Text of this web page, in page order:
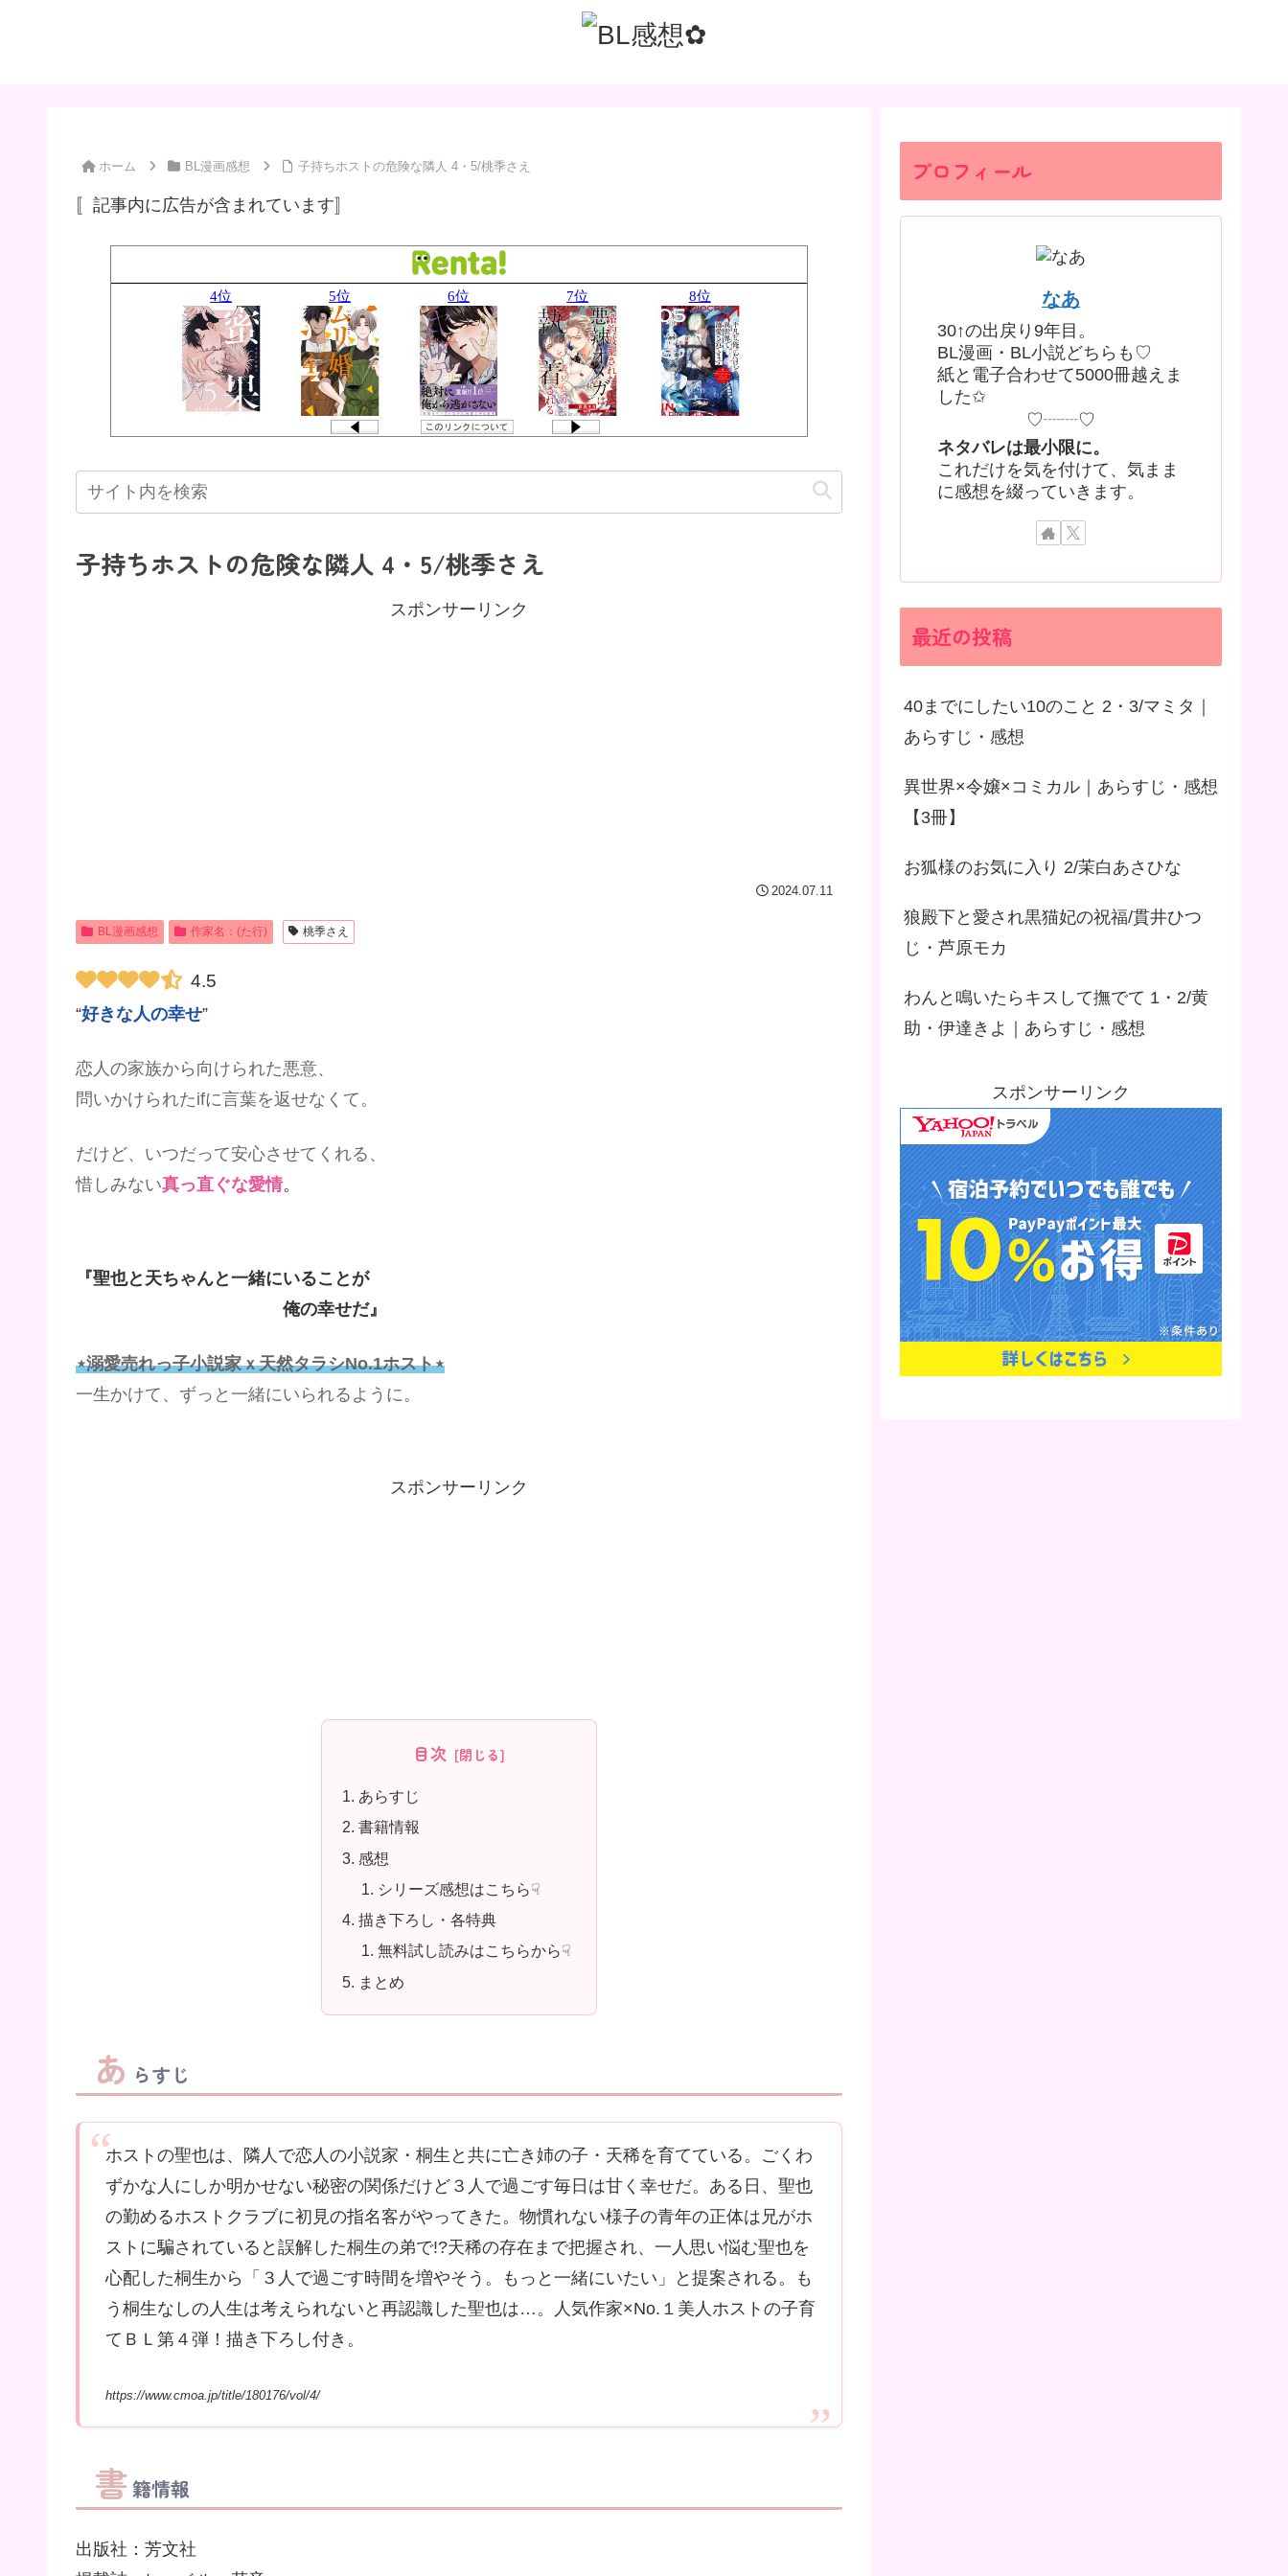
ホーム BL漫画感想 子持ちホストの危険な隣人 4・5/桃季さえ
〚記事内に広告が含まれています〛
子持ちホストの危険な隣人 4・5/桃季さえ
スポンサーリンク
2024.07.11
BL漫画感想 作家名：(た行) 桃季さえ
4.5
“好きな人の幸せ”
恋人の家族から向けられた悪意、
問いかけられたifに言葉を返せなくて。
だけど、いつだって安心させてくれる、
惜しみない真っ直ぐな愛情。
『聖也と天ちゃんと一緒にいることが
俺の幸せだ』
⋆溺愛売れっ子小説家ｘ天然タラシNo.1ホスト⋆
一生かけて、ずっと一緒にいられるように。
スポンサーリンク
目次
あらすじ
書籍情報
感想
シリーズ感想はこちら☟
描き下ろし・各特典
無料試し読みはこちらから☟
まとめ
あ らすじ
ホストの聖也は、隣人で恋人の小説家・桐生と共に亡き姉の子・天稀を育てている。ごくわ
ずかな人にしか明かせない秘密の関係だけど３人で過ごす毎日は甘く幸せだ。ある日、聖也
の勤めるホストクラブに初見の指名客がやってきた。物慣れない様子の青年の正体は兄がホ
ストに騙されていると誤解した桐生の弟で!?天稀の存在まで把握され、一人思い悩む聖也を
心配した桐生から「３人で過ごす時間を増やそう。もっと一緒にいたい」と提案される。も
う桐生なしの人生は考えられないと再認識した聖也は…。人気作家×No.１美人ホストの子育
てＢＬ第４弾！描き下ろし付き。
https://www.cmoa.jp/title/180176/vol/4/
書籍情報
出版社：芳文社
プロフィール
なあ
30↑の出戻り9年目。
BL漫画・BL小説どちらも♡
紙と電子合わせて5000冊越えま
した✩
♡┈┈♡
ネタバレは最小限に。
これだけを気を付けて、気まま
に感想を綴っていきます。
最近の投稿
40までにしたい10のこと 2・3/マミタ｜
あらすじ・感想
異世界×令嬢×コミカル｜あらすじ・感想
【3冊】
お狐様のお気に入り 2/茉白あさひな
狼殿下と愛され黒猫妃の祝福/貫井ひつ
じ・芦原モカ
わんと鳴いたらキスして撫でて 1・2/黄
助・伊達きよ｜あらすじ・感想
スポンサーリンク